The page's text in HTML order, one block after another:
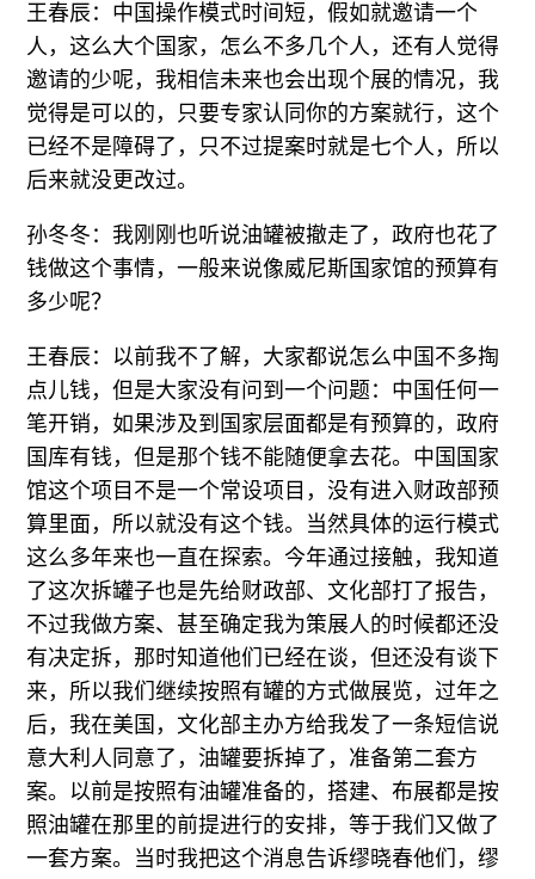
王春辰：中国操作模式时间短，假如就邀请一个
人，这么大个国家，怎么不多几个人，还有人觉得
邀请的少呢，我相信未来也会出现个展的情况，我
觉得是可以的，只要专家认同你的方案就行，这个
已经不是障碍了，只不过提案时就是七个人，所以
后来就没更改过。
孙冬冬：我刚刚也听说油罐被撤走了，政府也花了
钱做这个事情，一般来说像威尼斯国家馆的预算有
多少呢？
王春辰：以前我不了解，大家都说怎么中国不多掏
点儿钱，但是大家没有问到一个问题：中国任何一
笔开销，如果涉及到国家层面都是有预算的，政府
国库有钱，但是那个钱不能随便拿去花。中国国家
馆这个项目不是一个常设项目，没有进入财政部预
算里面，所以就没有这个钱。当然具体的运行模式
这么多年来也一直在探索。今年通过接触，我知道
了这次拆罐子也是先给财政部、文化部打了报告，
不过我做方案、甚至确定我为策展人的时候都还没
有决定拆，那时知道他们已经在谈，但还没有谈下
来，所以我们继续按照有罐的方式做展览，过年之
后，我在美国，文化部主办方给我发了一条短信说
意大利人同意了，油罐要拆掉了，准备第二套方
案。以前是按照有油罐准备的，搭建、布展都是按
照油罐在那里的前提进行的安排，等于我们又做了
一套方案。当时我把这个消息告诉缪晓春他们，缪